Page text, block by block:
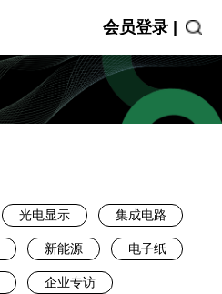
会员登录 |
光电显示 集成电路
新能源 电子纸
企业专访